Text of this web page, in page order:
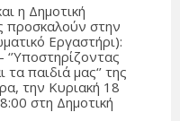
η Δημοτική
προσκαλούν στην
Εργαστήρι):
‘’Υποστηρίζοντας
παιδιά μας‘’ της
την Κυριακή 18
στη Δημοτική